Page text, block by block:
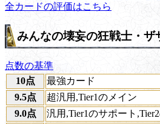
全カードの評価はこちら
みんなの壊妄の狂戦士・ザ
点数の基準
10点
最強カード
9.5点
超汎用,Tier1のメイン
9.0点
汎用,Tier1のサポート